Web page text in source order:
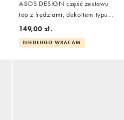
ASOS DESIGN część zestawu
top z frędzlami, dekoltem typu
halter i wycięciem w kolorze
brązowym
149,00 zł.
NIEDŁUGO WRACAM